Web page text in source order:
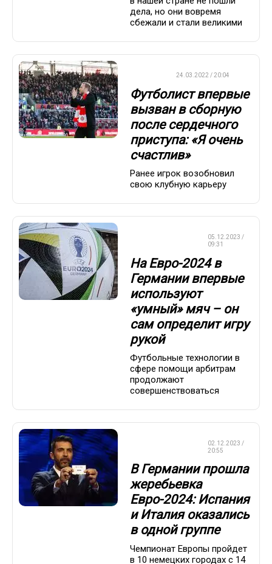
дела, но они вовремя
сбежали и стали великими
24.03.2022 / 20:04
Футболист впервые
вызван в сборную
после сердечного
приступа: «Я очень
счастлив»
Ранее игрок возобновил
свою клубную карьеру
05.12.2023 /
09:31
На Евро-2024 в
Германии впервые
используют
«умный» мяч – он
сам определит игру
рукой
Футбольные технологии в
сфере помощи арбитрам
продолжают
совершенствоваться
02.12.2023 /
20:55
В Германии прошла
жеребьевка
Евро-2024: Испания
и Италия оказались
в одной группе
Чемпионат Европы пройдет
в 10 немецких городах с 14